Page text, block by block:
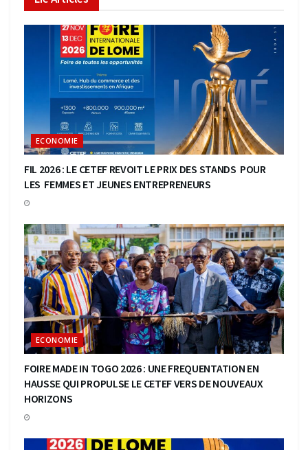
ECONOMIE
FIL 2026 : LE CETEF REVOIT LE PRIX DES STANDS POUR
LES FEMMES ET JEUNES ENTREPRENEURS
ECONOMIE
FOIRE MADE IN TOGO 2026 : UNE FREQUENTATION EN
HAUSSE QUI PROPULSE LE CETEF VERS DE NOUVEAUX
HORIZONS